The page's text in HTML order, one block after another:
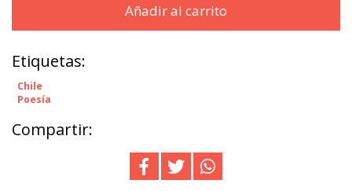
Añadir al carrito
Etiquetas:
Chile
Poesía
Compartir: